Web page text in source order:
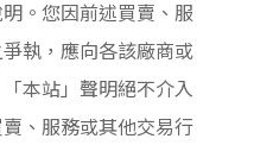
。您因前述買賣、服
執，應向各該廠商或
本站」聲明絕不介入
、服務或其他交易行